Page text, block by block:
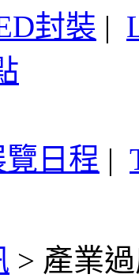
封裝 |
覽日程 |
> 產業